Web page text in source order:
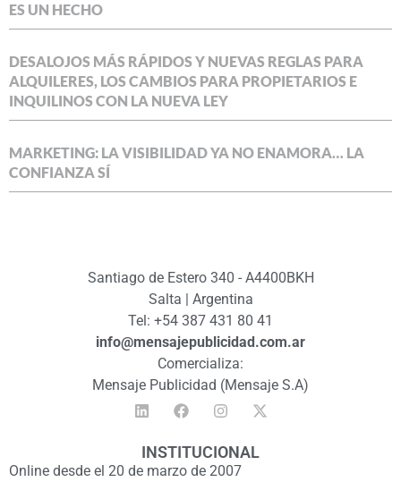
ES UN HECHO
DESALOJOS MÁS RÁPIDOS Y NUEVAS REGLAS PARA
ALQUILERES, LOS CAMBIOS PARA PROPIETARIOS E
INQUILINOS CON LA NUEVA LEY
MARKETING: LA VISIBILIDAD YA NO ENAMORA… LA
CONFIANZA SÍ
Santiago de Estero 340 - A4400BKH
Salta | Argentina
Tel: +54 387 431 80 41
info@mensajepublicidad.com.ar
Comercializa:
Mensaje Publicidad (Mensaje S.A)
INSTITUCIONAL
Online desde el 20 de marzo de 2007